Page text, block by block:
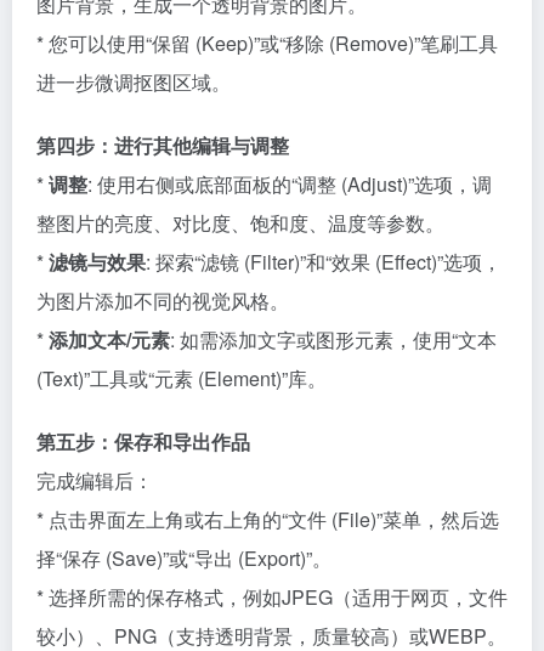
* 您可以使用“保留 (Keep)”或“移除 (Remove)”笔刷工具
进一步微调抠图区域。
第四步：进行其他编辑与调整
*调整: 使用右侧或底部面板的“调整 (Adjust)”选项，调
整图片的亮度、对比度、饱和度、温度等参数。
*滤镜与效果: 探索“滤镜 (Filter)”和“效果 (Effect)”选项，
为图片添加不同的视觉风格。
*添加文本/元素: 如需添加文字或图形元素，使用“文本
(Text)”工具或“元素 (Element)”库。
第五步：保存和导出作品
完成编辑后：
* 点击界面左上角或右上角的“文件 (File)”菜单，然后选
择“保存 (Save)”或“导出 (Export)”。
* 选择所需的保存格式，例如JPEG（适用于网页，文件
较小）、PNG（支持透明背景，质量较高）或WEBP。